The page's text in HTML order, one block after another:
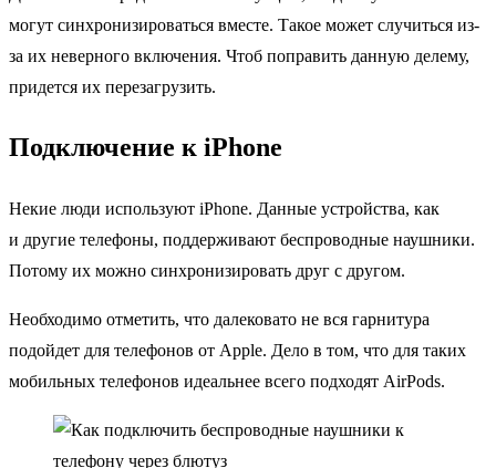
могут синхронизироваться вместе. Такое может случиться из-
за их неверного включения. Чтоб поправить данную делему,
придется их перезагрузить.
Подключение к iPhone
Некие люди используют iPhone. Данные устройства, как
и другие телефоны, поддерживают беспроводные наушники.
Потому их можно синхронизировать друг с другом.
Необходимо отметить, что далековато не вся гарнитура
подойдет для телефонов от Apple. Дело в том, что для таких
мобильных телефонов идеальнее всего подходят AirPods.